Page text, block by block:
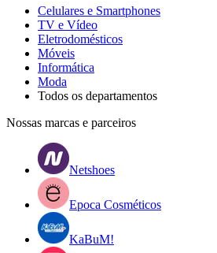
Celulares e Smartphones
TV e Vídeo
Eletrodomésticos
Móveis
Informática
Moda
Todos os departamentos
Nossas marcas e parceiros
Netshoes
Epoca Cosméticos
KaBuM!